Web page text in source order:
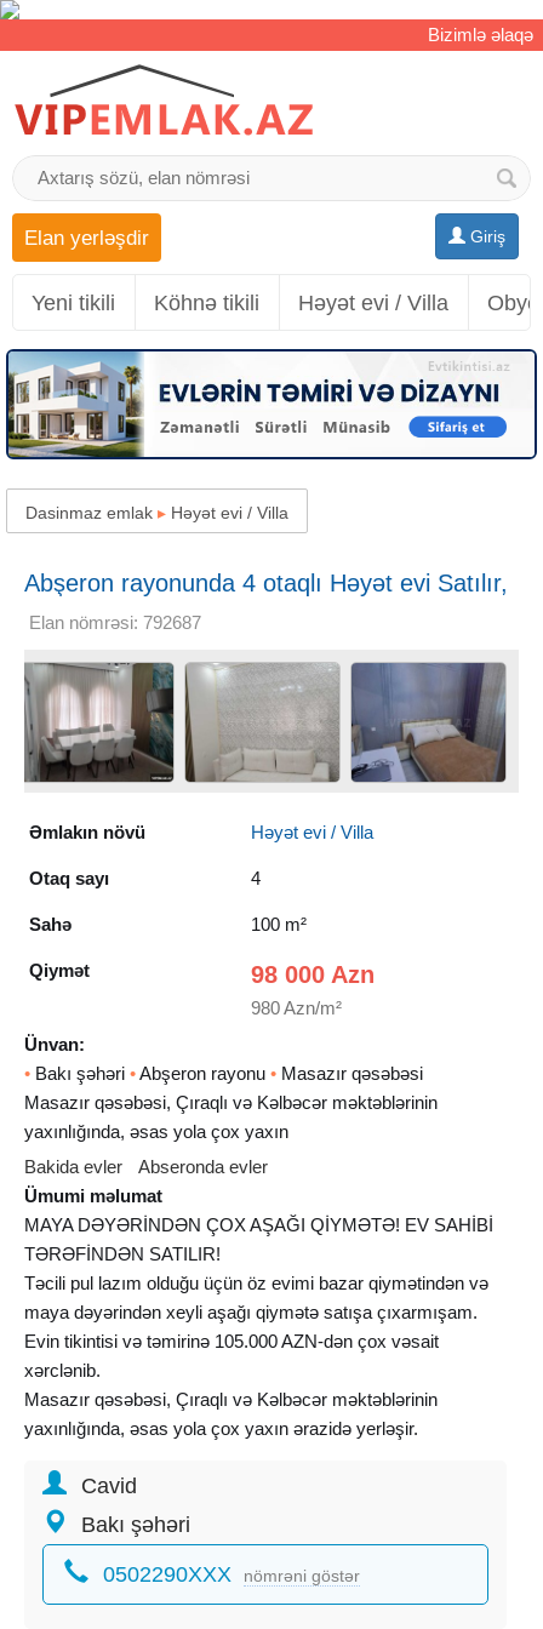
Bizimlə əlaqə
Giriş
Elan yerləşdir
Yeni tikili Köhnə tikili Həyət evi / Villa
Dasinmaz emlak ▸ Həyət evi / Villa
Abşeron rayonunda 4 otaqlı Həyət evi Satılır,
100 m²
Elan nömrəsi: 792687
Əmlakın növü Həyət evi / Villa
Otaq sayı 4
Sahə 100 m²
Qiymət 98 000 Azn
980 Azn/m²
Ünvan:
• Bakı şəhəri •Abşeron rayonu • Masazır qəsəbəsi
Masazır qəsəbəsi, Çıraqlı və Kəlbəcər məktəblərinin
yaxınlığında, əsas yola çox yaxın
Bakida evler
Abseronda evler
Ümumi məlumat
MAYA DƏYƏRİNDƏN ÇOX AŞAĞI QİYMƏTƏ! EV SAHİBİ
TƏRƏFİNDƏN SATILIR!
Təcili pul lazım olduğu üçün öz evimi bazar qiymətindən və
maya dəyərindən xeyli aşağı qiymətə satışa çıxarmışam.
Evin tikintisi və təmirinə 105.000 AZN-dən çox vəsait
xərclənib.
Masazır qəsəbəsi, Çıraqlı və Kəlbəcər məktəblərinin
yaxınlığında, əsas yola çox yaxın ərazidə yerləşir.
keyfiyyətli materiallarla tikilmişdir.
Torpaq sahəsi: 2.5 sot
Evin sahəsi: 100 m²
4 otaq
Mətbəx
Cavid
Bakı şəhəri
0502290XXX nömrəni göstər